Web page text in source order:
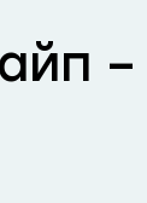
–